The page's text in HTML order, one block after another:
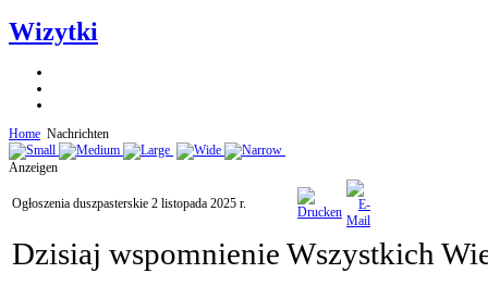
Wizytki
Home Nachrichten
Anzeigen
Ogłoszenia duszpasterskie 2 listopada 2025 r.
Dzisiaj wspomnienie Wszystkich